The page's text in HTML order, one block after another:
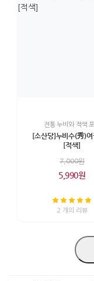
전통 누비와 적색 포
[소산당]누비수(秀)여
[적색]
7,000원
5,990원
2 개의 리뷰